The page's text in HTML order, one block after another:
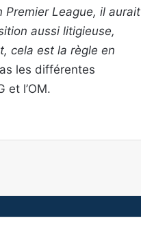
League, il aurait
aussi litigieuse,
cela est la règle en
les différentes
et l’OM.